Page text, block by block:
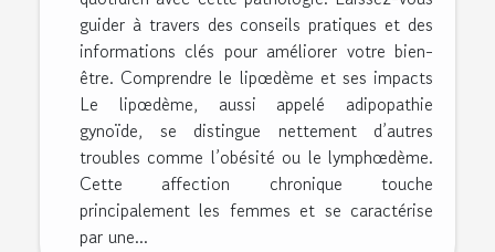
guider à travers des conseils pratiques et des
informations clés pour améliorer votre bien-
être. Comprendre le lipœdème et ses impacts
Le lipœdème, aussi appelé adipopathie
gynoïde, se distingue nettement d’autres
troubles comme l’obésité ou le lymphœdème.
Cette affection chronique touche
principalement les femmes et se caractérise
par une...